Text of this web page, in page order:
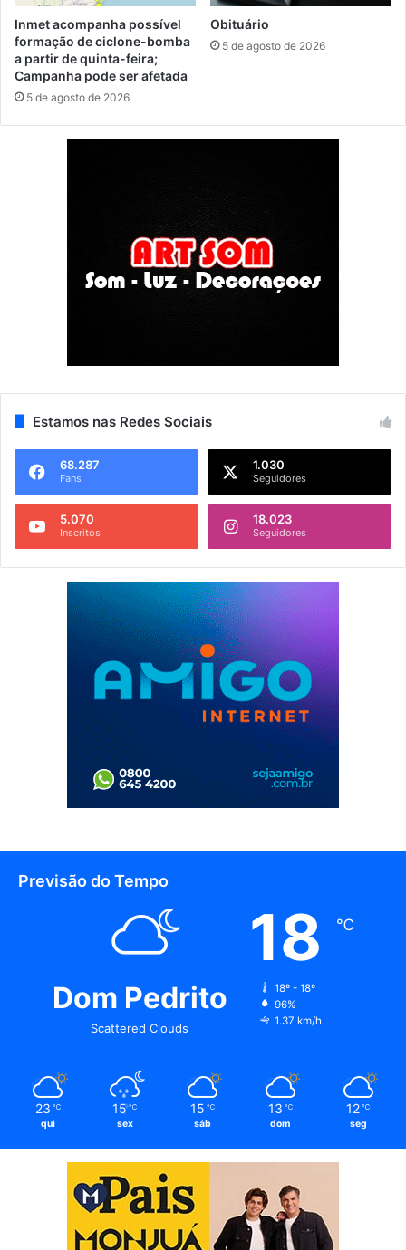
Inmet acompanha possível
formação de ciclone-bomba
a partir de quinta-feira;
Campanha pode ser afetada
5 de agosto de 2026
Obituário
5 de agosto de 2026
Estamos nas Redes Sociais
68.287
Fans
1.030
Seguidores
5.070
Inscritos
18.023
Seguidores
Previsão do Tempo
Dom Pedrito
Scattered Clouds
18 ℃
18º - 18º
96%
1.37 km/h
23 ℃
qui
15 ℃
sex
15 ℃
sáb
13 ℃
dom
12 ℃
seg